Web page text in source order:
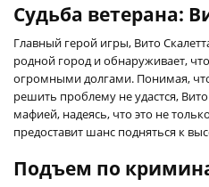
Судьба ветерана:
Главный герой игры, Вито
родной город и обнаруживает,
огромными долгами. Понимая,
решить проблему не удастся,
мафией, надеясь, что это не
предоставит шанс подняться к
Подъем по